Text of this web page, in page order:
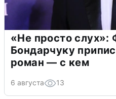
«Не просто слух»:
Бондарчуку
роман — с кем
6 августа 13